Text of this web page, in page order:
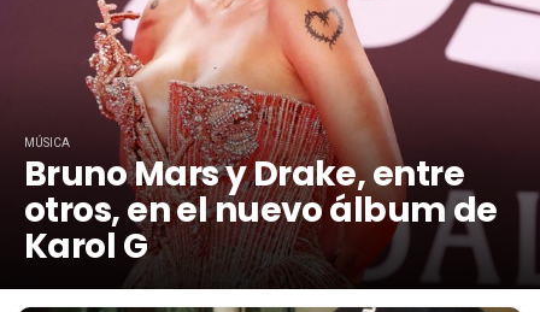
MÚSICA
Bruno Mars y Drake, entre
otros, en el nuevo álbum de
Karol G